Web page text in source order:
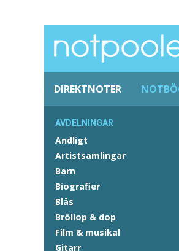
DIREKTNOTER
AVDELNINGAR
Andligt
Artistsamlingar
Barn
Biografier
Blås
Bröllop & dop
Film & musikal
Gitarr